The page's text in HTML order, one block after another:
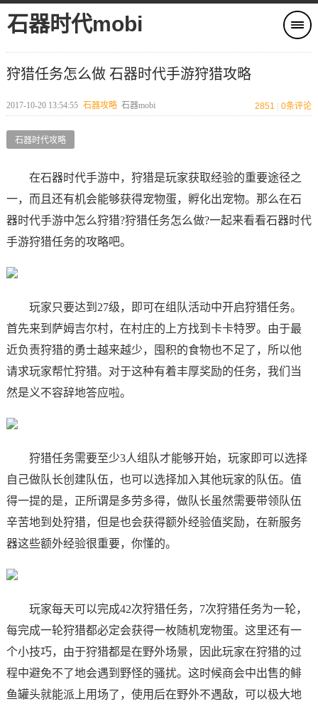
石器时代mobi
狩猎任务怎么做 石器时代手游狩猎攻略
2017-10-20 13:54:55 石器攻略 石器mobi 2851 0条评论
石器时代攻略
在石器时代手游中，狩猎是玩家获取经验的重要途径之
一，而且还有机会能够获得宠物蛋，孵化出宠物。那么在石
器时代手游中怎么狩猎?狩猎任务怎么做?一起来看看石器时代
手游狩猎任务的攻略吧。
玩家只要达到27级，即可在组队活动中开启狩猎任务。
首先来到萨姆吉尔村，在村庄的上方找到卡卡特罗。由于最
近负责狩猎的勇士越来越少，囤积的食物也不足了，所以他
请求玩家帮忙狩猎。对于这种有着丰厚奖励的任务，我们当
然是义不容辞地答应啦。
狩猎任务需要至少3人组队才能够开始，玩家即可以选择
自己做队长创建队伍，也可以选择加入其他玩家的队伍。值
得一提的是，正所谓是多劳多得，做队长虽然需要带领队伍
辛苦地到处狩猎，但是也会获得额外经验值奖励，在新服务
器这些额外经验很重要，你懂的。
玩家每天可以完成42次狩猎任务，7次狩猎任务为一轮，
每完成一轮狩猎都必定会获得一枚随机宠物蛋。这里还有一
个小技巧，由于狩猎都是在野外场景，因此玩家在狩猎的过
程中避免不了地会遇到野怪的骚扰。这时候商会中出售的鲱
鱼罐头就能派上用场了，使用后在野外不遇敌，可以极大地